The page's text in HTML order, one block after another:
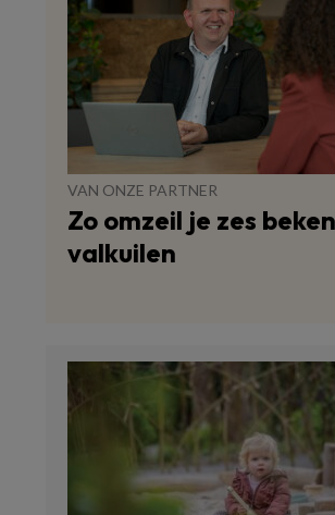
VAN ONZE PARTNER
Zo omzeil je zes
valkuilen